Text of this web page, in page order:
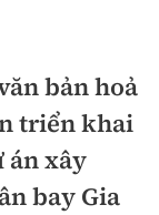
bản hoả
triển khai
án xây
bay Gia